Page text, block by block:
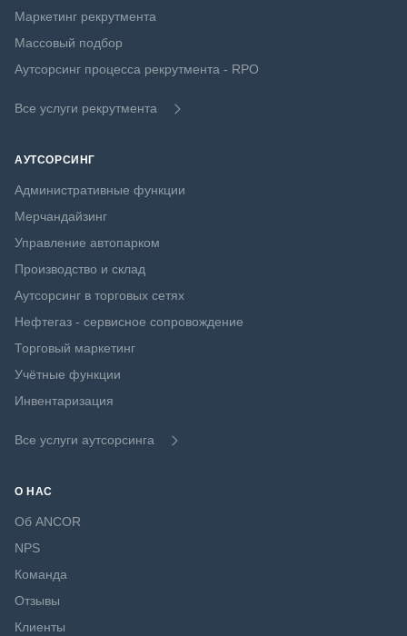
Маркетинг рекрутмента
Массовый подбор
Аутсорсинг процесса рекрутмента - RPO
Все услуги рекрутмента
АУТСОРСИНГ
Административные функции
Мерчандайзинг
Управление автопарком
Производство и склад
Аутсорсинг в торговых сетях
Нефтегаз - сервисное сопровождение
Торговый маркетинг
Учётные функции
Инвентаризация
Все услуги аутсорсинга
О НАС
Об ANCOR
NPS
Команда
Отзывы
Клиенты